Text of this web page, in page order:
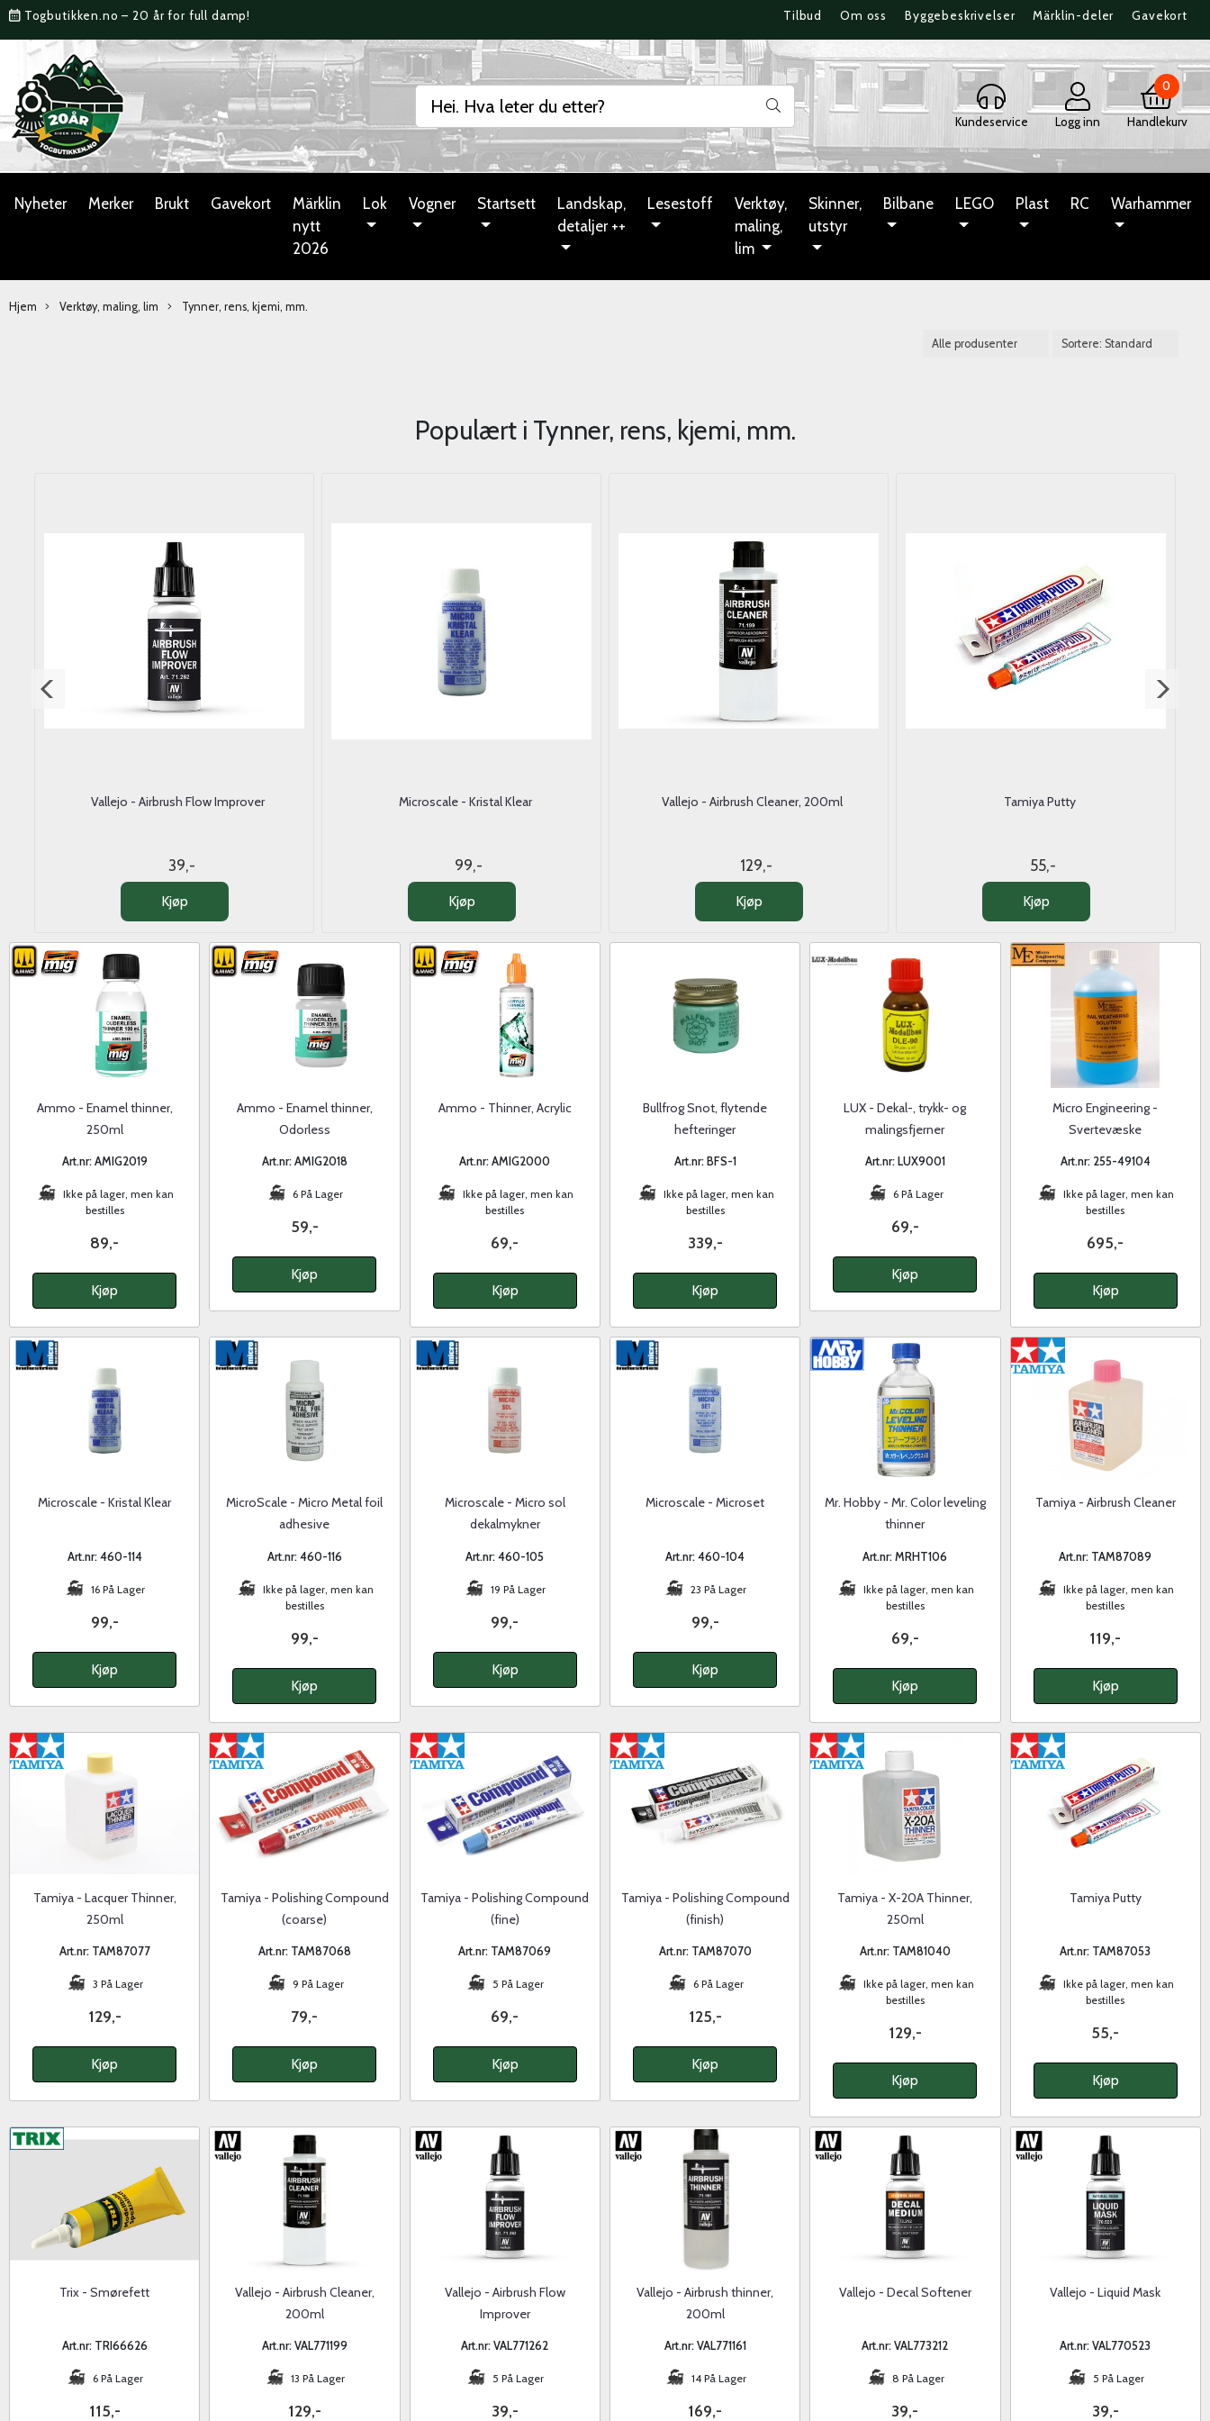
Togbutikken.no – 20 år for full damp! Tilbud Om oss Byggebeskrivelser Märklin-deler Gavekort
Kundeservice Logg inn
0
Handlekurv
Nyheter Merker Brukt Gavekort
Märklin
nytt
2026
Lok Vogner Startsett
Landskap,
detaljer ++
Lesestoff
Verktøy,
maling,
lim
Skinner,
utstyr
Bilbane LEGO Plast RC Warhammer
Hjem Verktøy, maling, lim Tynner, rens, kjemi, mm.
Populært i Tynner, rens, kjemi, mm.
Vallejo - Airbrush Flow Improver
39,-
Kjøp
Microscale - Kristal Klear
99,-
Kjøp
Vallejo - Airbrush Cleaner, 200ml
129,-
Kjøp
Tamiya Putty
55,-
Kjøp
Ammo - Enamel thinner,
250ml
Art.nr: AMIG2019
Ikke på lager, men kan
bestilles
89,-
Kjøp
Ammo - Enamel thinner,
Odorless
Art.nr: AMIG2018
6 På Lager
59,-
Kjøp
Ammo - Thinner, Acrylic
Art.nr: AMIG2000
Ikke på lager, men kan
bestilles
69,-
Kjøp
Bullfrog Snot, flytende
hefteringer
Art.nr: BFS-1
Ikke på lager, men kan
bestilles
339,-
Kjøp
LUX - Dekal-, trykk- og
malingsfjerner
Art.nr: LUX9001
6 På Lager
69,-
Kjøp
Micro Engineering -
Svertevæske
Art.nr: 255-49104
Ikke på lager, men kan
bestilles
695,-
Kjøp
Microscale - Kristal Klear
Art.nr: 460-114
16 På Lager
99,-
Kjøp
MicroScale - Micro Metal foil
adhesive
Art.nr: 460-116
Ikke på lager, men kan
bestilles
99,-
Kjøp
Microscale - Micro sol
dekalmykner
Art.nr: 460-105
19 På Lager
99,-
Kjøp
Microscale - Microset
Art.nr: 460-104
23 På Lager
99,-
Kjøp
Mr. Hobby - Mr. Color leveling
thinner
Art.nr: MRHT106
Ikke på lager, men kan
bestilles
69,-
Kjøp
Tamiya - Airbrush Cleaner
Art.nr: TAM87089
Ikke på lager, men kan
bestilles
119,-
Kjøp
Tamiya - Lacquer Thinner,
250ml
Art.nr: TAM87077
3 På Lager
129,-
Kjøp
Tamiya - Polishing Compound
(coarse)
Art.nr: TAM87068
9 På Lager
79,-
Kjøp
Tamiya - Polishing Compound
(fine)
Art.nr: TAM87069
5 På Lager
69,-
Kjøp
Tamiya - Polishing Compound
(finish)
Art.nr: TAM87070
6 På Lager
125,-
Kjøp
Tamiya - X-20A Thinner,
250ml
Art.nr: TAM81040
Ikke på lager, men kan
bestilles
129,-
Kjøp
Tamiya Putty
Art.nr: TAM87053
Ikke på lager, men kan
bestilles
55,-
Kjøp
Trix - Smørefett
Art.nr: TRI66626
6 På Lager
115,-
Vallejo - Airbrush Cleaner,
200ml
Art.nr: VAL771199
13 På Lager
129,-
Vallejo - Airbrush Flow
Improver
Art.nr: VAL771262
5 På Lager
39,-
Vallejo - Airbrush thinner,
200ml
Art.nr: VAL771161
14 På Lager
169,-
Vallejo - Decal Softener
Art.nr: VAL773212
8 På Lager
39,-
Vallejo - Liquid Mask
Art.nr: VAL770523
5 På Lager
39,-